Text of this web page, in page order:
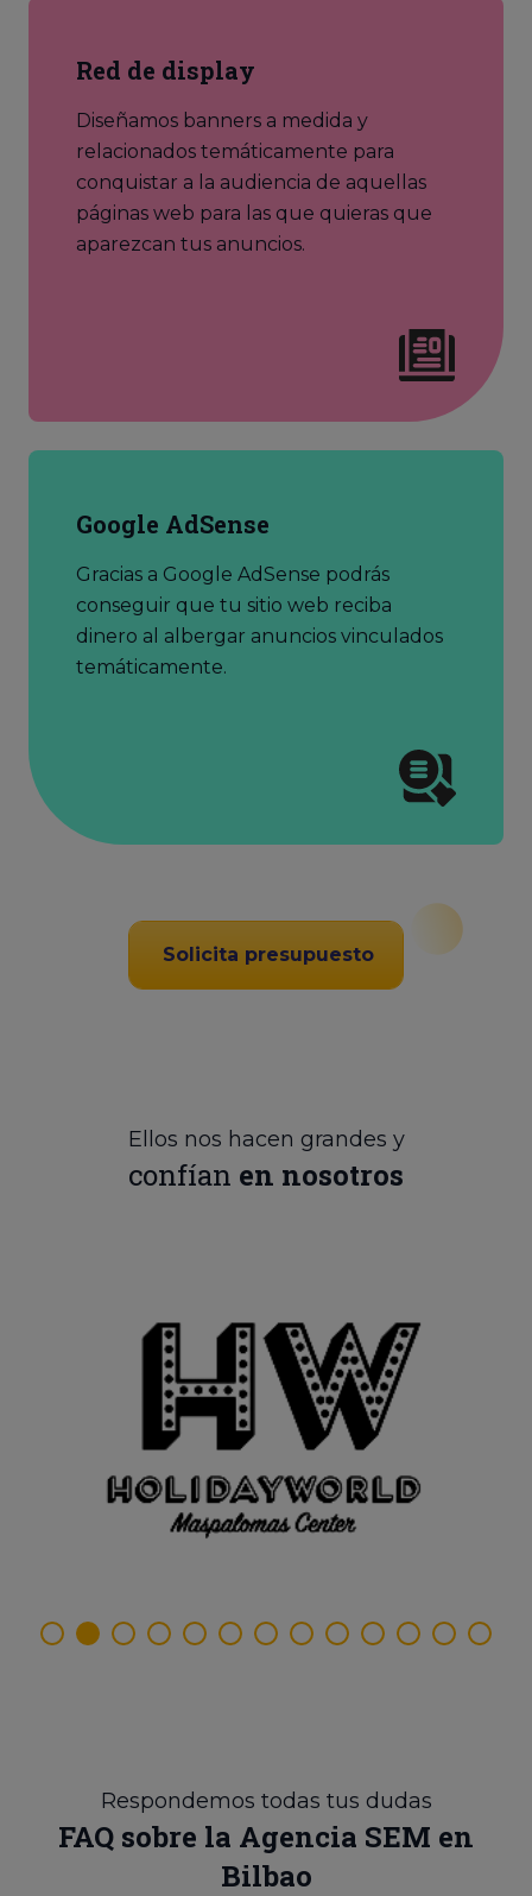
Red de display
Diseñamos banners a medida y
relacionados temáticamente para
conquistar a la audiencia de aquellas
páginas web para las que quieras que
aparezcan tus anuncios.
Google AdSense
Gracias a Google AdSense podrás
conseguir que tu sitio web reciba
dinero al albergar anuncios vinculados
temáticamente.
Solicita presupuesto
Ellos nos hacen grandes y
confían en nosotros
Respondemos todas tus dudas
FAQ sobre la Agencia SEM en
Bilbao